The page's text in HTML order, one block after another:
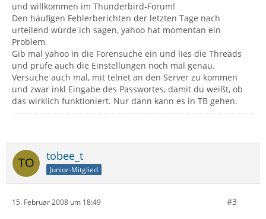
und willkommen im Thunderbird-Forum!
Den häufigen Fehlerberichten der letzten Tage nach
urteilend würde ich sagen, yahoo hat momentan ein
Problem.
Gib mal yahoo in die Forensuche ein und lies die Threads
und prüfe auch die Einstellungen noch mal genau.
Versuche auch mal, mit telnet an den Server zu kommen
und zwar inkl Eingabe des Passwortes, damit du weißt, ob
das wirklich funktioniert. Nur dann kann es in TB gehen.
tobee_t
Junior-Mitglied
15. Februar 2008 um 18:49 #3